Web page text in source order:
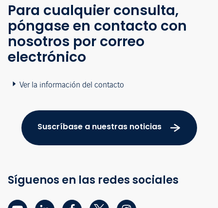
Para cualquier consulta,
póngase en contacto con
nosotros por correo
electrónico
Ver la información del contacto
Suscríbase a nuestras noticias
Síguenos en las redes sociales